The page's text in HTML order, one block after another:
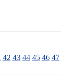
42 43 44 45 46 47